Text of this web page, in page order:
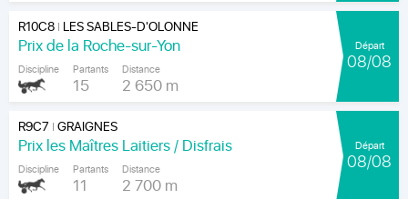
R10C8| LES SABLES-D'OLONNE
Prix de la Roche-sur-Yon
Discipline Partants
15
Distance
2 650 m
Départ
08/08
R9C7 |GRAIGNES
Prix les Maîtres Laitiers / Disfrais
Discipline Partants
11
Distance
2 700 m
Départ
08/08